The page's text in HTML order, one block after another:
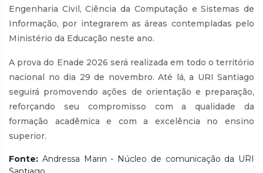
Engenharia Civil, Ciência da Computação e Sistemas de
Informação, por integrarem as áreas contempladas pelo
Ministério da Educação neste ano.
A prova do Enade 2026 será realizada em todo o território
nacional no dia 29 de novembro. Até lá, a URI Santiago
seguirá promovendo ações de orientação e preparação,
reforçando seu compromisso com a qualidade da
formação acadêmica e com a excelência no ensino
superior.
Fonte: Andressa Marin - Núcleo de comunicação da URI